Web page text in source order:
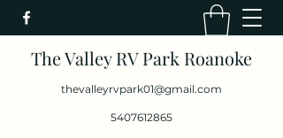
The Valley RV Park Roanoke
thevalleyrvpark01@gmail.com
5407612865